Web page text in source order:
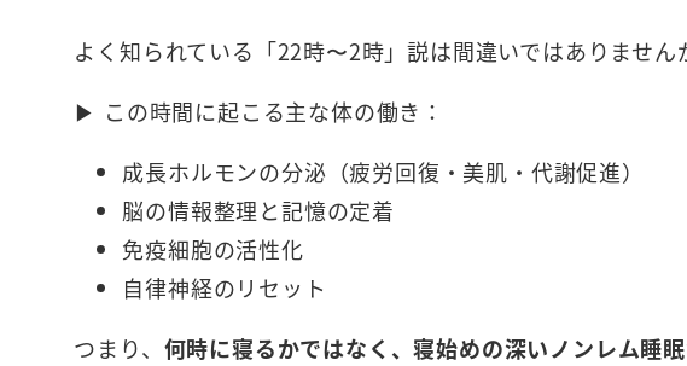
よく知られている「22時〜2時」説は間違いではありません
▶ この時間に起こる主な体の働き：
成長ホルモンの分泌（疲労回復・美肌・代謝促進）
脳の情報整理と記憶の定着
免疫細胞の活性化
自律神経のリセット
つまり、 何時に寝るかではなく、寝始めの深いノンレム睡